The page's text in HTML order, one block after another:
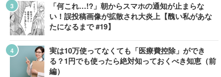
「何これ…!?」朝からスマホの通知が止まらな
い！誤投稿画像が拡散され大炎上【醜い私があな
たになるまで #19】
実は10万使ってなくても「医療費控除」ができ
る？1円でも使ったら絶対知っておくべき知恵（前
編）